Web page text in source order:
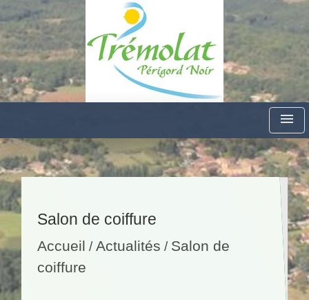
menu
Salon de coiffure
Accueil /Actualités / Salon de
coiffure